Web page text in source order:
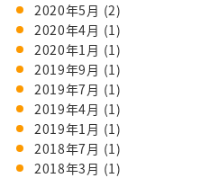
2020年5月 (2)
2020年4月 (1)
2020年1月 (1)
2019年9月 (1)
2019年7月 (1)
2019年4月 (1)
2019年1月 (1)
2018年7月 (1)
2018年3月 (1)